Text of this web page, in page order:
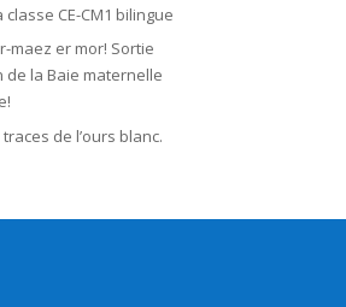
classe CE-CM1 bilingue
maez er mor! Sortie
de la Baie maternelle
de l’ours blanc.